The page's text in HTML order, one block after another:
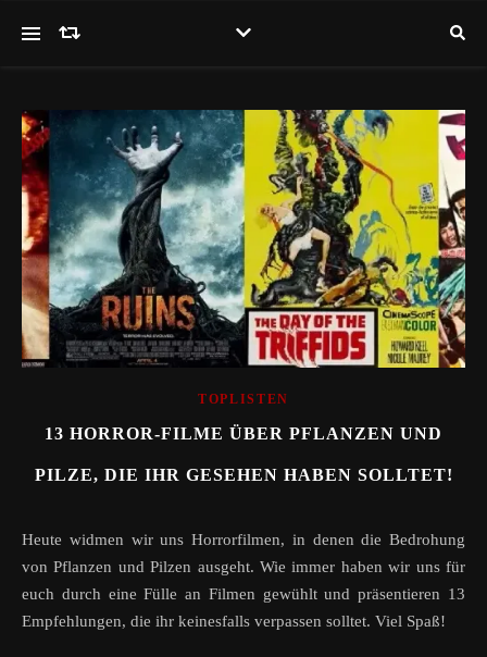
TOPLISTEN
13 HORROR-FILME ÜBER PFLANZEN UND
PILZE, DIE IHR GESEHEN HABEN SOLLTET!
Heute widmen wir uns Horrorfilmen, in denen die Bedrohung
von Pflanzen und Pilzen ausgeht. Wie immer haben wir uns für
euch durch eine Fülle an Filmen gewühlt und präsentieren 13
Empfehlungen, die ihr keinesfalls verpassen solltet. Viel Spaß!